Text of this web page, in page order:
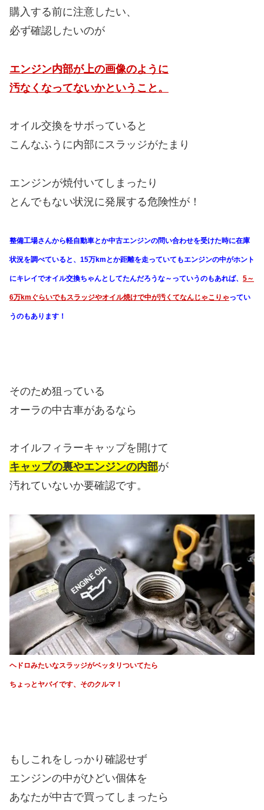
購入する前に注意したい、
必ず確認したいのが
エンジン内部が上の画像のように
汚なくなってないかということ。
オイル交換をサボっていると
こんなふうに内部にスラッジがたまり
エンジンが焼付いてしまったり
とんでもない状況に発展する危険性が！
整備工場さんから軽自動車とか中古エンジンの問い合わせを受けた時に在庫
状況を調べていると、15万kmとか距離を走っていてもエンジンの中がホント
にキレイでオイル交換ちゃんとしてたんだろうな～っていうのもあれば、 5～
6万kmぐらいでもスラッジやオイル焼けで中が汚くてなんじゃこりゃってい
うのもあります！
そのため狙っている
オーラの中古車があるなら
オイルフィラーキャップを開けて
キャップの裏やエンジンの内部が
汚れていないか要確認です。
ヘドロみたいなスラッジがベッタリついてたら
ちょっとヤバイです、そのクルマ！
もしこれをしっかり確認せず
エンジンの中がひどい個体を
あなたが中古で買ってしまったら